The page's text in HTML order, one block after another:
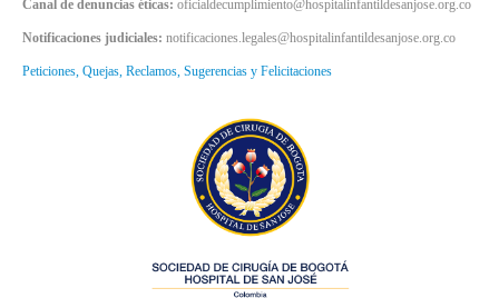
Canal de denuncias éticas: oficialdecumplimiento@hospitalinfantildesanjose.org.co
Notificaciones judiciales: notificaciones.legales@hospitalinfantildesanjose.org.co
Peticiones, Quejas, Reclamos, Sugerencias y Felicitaciones